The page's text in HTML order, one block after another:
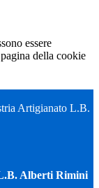
essere
della cookie
Artigianato L.B.
Alberti Rimini